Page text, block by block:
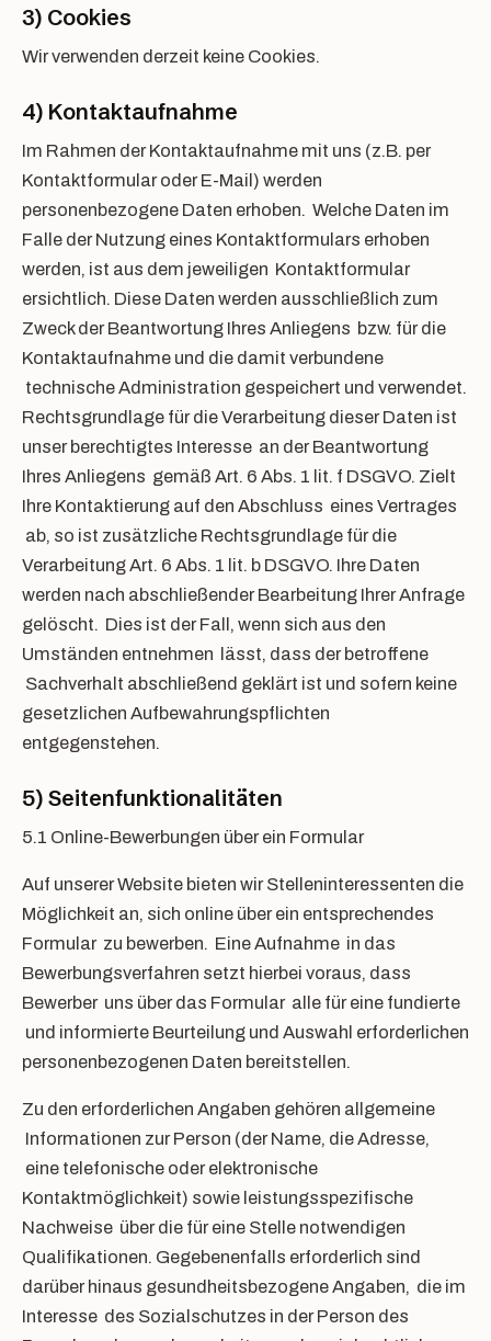
3) Cookies
Wir verwenden derzeit keine Cookies.
4) Kontaktaufnahme
Im Rahmen der Kontaktaufnahme mit uns (z.B. per
Kontaktformular oder E-Mail) werden
personenbezogene Daten erhoben. Welche Daten im
Falle der Nutzung eines Kontaktformulars erhoben
werden, ist aus dem jeweiligen Kontaktformular
ersichtlich. Diese Daten werden ausschließlich zum
Zweck der Beantwortung Ihres Anliegens bzw. für die
Kontaktaufnahme und die damit verbundene
technische Administration gespeichert und verwendet.
Rechtsgrundlage für die Verarbeitung dieser Daten ist
unser berechtigtes Interesse an der Beantwortung
Ihres Anliegens gemäß Art. 6 Abs. 1 lit. f DSGVO. Zielt
Ihre Kontaktierung auf den Abschluss eines Vertrages
ab, so ist zusätzliche Rechtsgrundlage für die
Verarbeitung Art. 6 Abs. 1 lit. b DSGVO. Ihre Daten
werden nach abschließender Bearbeitung Ihrer Anfrage
gelöscht. Dies ist der Fall, wenn sich aus den
Umständen entnehmen lässt, dass der betroffene
Sachverhalt abschließend geklärt ist und sofern keine
gesetzlichen Aufbewahrungspflichten
entgegenstehen.
5) Seitenfunktionalitäten
5.1 Online-Bewerbungen über ein Formular
Auf unserer Website bieten wir Stelleninteressenten die
Möglichkeit an, sich online über ein entsprechendes
Formular zu bewerben. Eine Aufnahme in das
Bewerbungsverfahren setzt hierbei voraus, dass
Bewerber uns über das Formular alle für eine fundierte
und informierte Beurteilung und Auswahl erforderlichen
personenbezogenen Daten bereitstellen.
Zu den erforderlichen Angaben gehören allgemeine
Informationen zur Person (der Name, die Adresse,
eine telefonische oder elektronische
Kontaktmöglichkeit) sowie leistungsspezifische
Nachweise über die für eine Stelle notwendigen
Qualifikationen. Gegebenenfalls erforderlich sind
darüber hinaus gesundheitsbezogene Angaben, die im
Interesse des Sozialschutzes in der Person des